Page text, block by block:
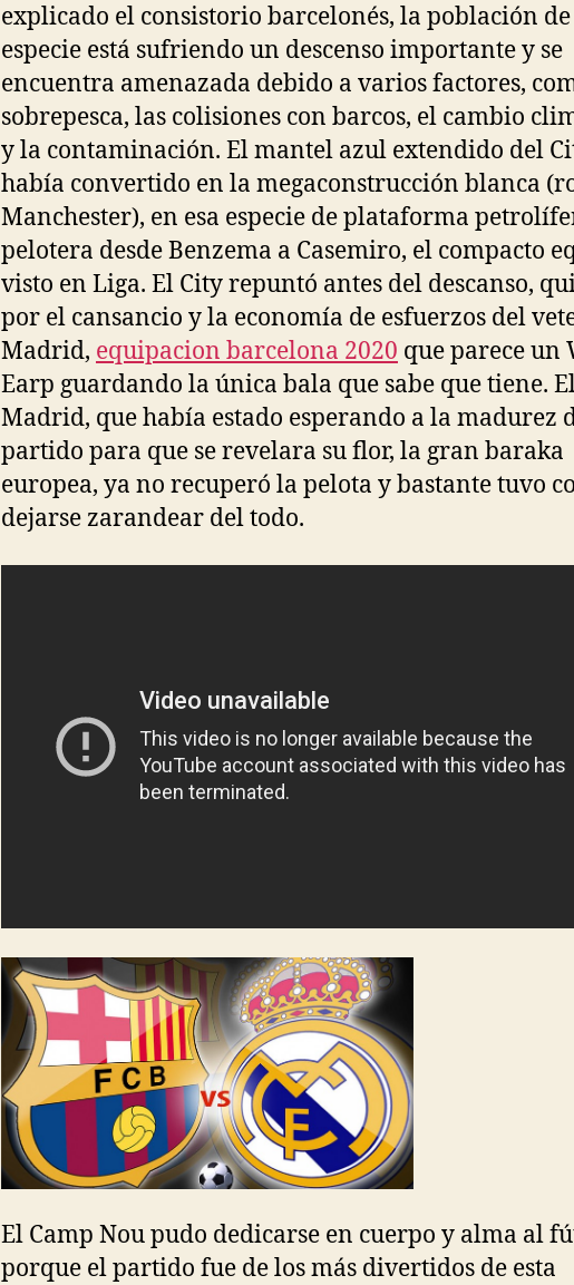
explicado el consistorio barcelonés, la población
especie está sufriendo un descenso importante y se
encuentra amenazada debido a varios factores,
sobrepesca, las colisiones con barcos, el cambio
y la contaminación. El mantel azul extendido del
había convertido en la megaconstrucción blanca
Manchester), en esa especie de plataforma
pelotera desde Benzema a Casemiro, el compacto
visto en Liga. El City repuntó antes del descanso,
por el cansancio y la economía de esfuerzos del
Madrid, equipacion barcelona 2020 que parece un
Earp guardando la única bala que sabe que tiene.
Madrid, que había estado esperando a la madurez
partido para que se revelara su flor, la gran baraka
europea, ya no recuperó la pelota y bastante tuvo
dejarse zarandear del todo.
El Camp Nou pudo dedicarse en cuerpo y alma al
porque el partido fue de los más divertidos de esta